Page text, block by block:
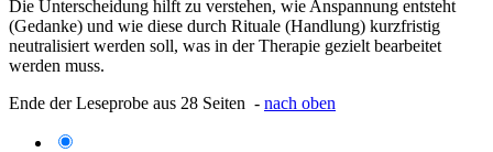
Die Unterscheidung hilft zu verstehen, wie Anspannung entsteht
(Gedanke) und wie diese durch Rituale (Handlung) kurzfristig
neutralisiert werden soll, was in der Therapie gezielt bearbeitet
werden muss.
Ende der Leseprobe aus 28 Seiten - nach oben